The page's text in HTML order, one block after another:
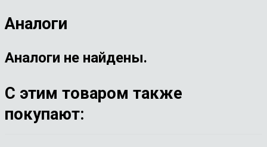
Аналоги
Аналоги не найдены.
С этим товаром также
покупают: